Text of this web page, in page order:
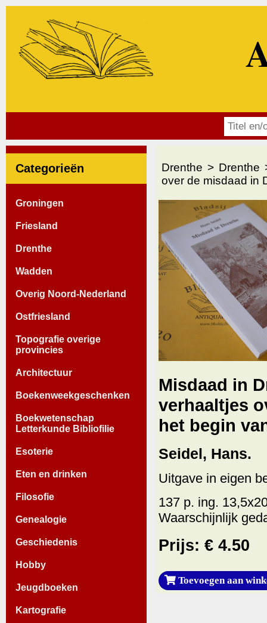
Categorieën
Groningen
Friesland
Drenthe
Wadden
Overig Noord-Nederland
Ostfriesland
Topografie overige
provincies
Architectuur
Boekenweekgeschenken
Boekwetenschap
Letterkunde Bibliofilie
Esoterie
Eten en drinken
Filosofie
Genealogie
Geschiedenis
Hobby
Jeugdboeken
Kartografie
Drenthe
Drenthe
over de misdaad in
Misdaad in
verhaaltjes
het begin
Seidel, Hans.
Uitgave in eigen
137 p. ing.
Waarschijnlijk
Prijs: € 4.50
Toevoegen aan